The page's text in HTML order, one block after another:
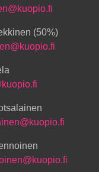
(50%)